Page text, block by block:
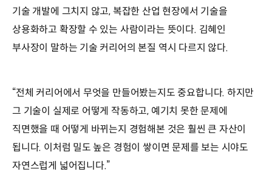
기술 개발에 그치지 않고, 복잡한 산업 현장에서 기술을
상용화하고 확장할 수 있는 사람이라는 뜻이다. 김혜인
부사장이 말하는 기술 커리어의 본질 역시 다르지 않다.
“전체 커리어에서 무엇을 만들어봤는지도 중요합니다. 하지만
그 기술이 실제로 어떻게 작동하고, 예기치 못한 문제에
직면했을 때 어떻게 바뀌는지 경험해본 것은 훨씬 큰 자산이
됩니다. 이처럼 밀도 높은 경험이 쌓이면 문제를 보는 시야도
자연스럽게 넓어집니다.”